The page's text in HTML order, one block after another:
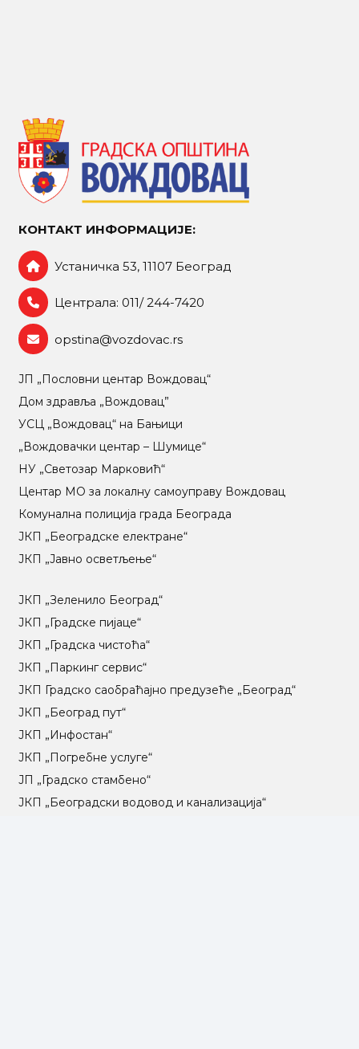
КОНТАКТ ИНФОРМАЦИЈЕ:
Устаничка 53, 11107 Београд
Централа: 011/ 244-7420
opstina@vozdovac.rs
ЈП „Пословни центар Вождовац“
Дом здравља „Вождовац”
УСЦ „Вождовац“ на Бањици
„Вождовачки центар – Шумице“
НУ „Светозар Марковић“
Центар МO за локалну самоуправу Вождовац
Комунална полиција града Београда
ЈКП „Београдске електране“
ЈКП „Јавно осветљење“
ЈКП „Зеленило Београд“
ЈКП „Градске пијаце“
ЈКП „Градска чистоћа“
ЈКП „Паркинг сервис“
ЈКП Градско саобраћајно предузеће „Београд“
ЈКП „Београд пут“
ЈКП „Инфостан“
ЈКП „Погребне услуге“
ЈП „Градско стамбено“
ЈКП „Београдски водовод и канализација“